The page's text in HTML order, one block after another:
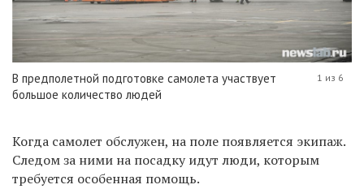
В предполетной подготовке самолета участвует
большое количество людей
1 из 6
Когда самолет обслужен, на поле появляется экипаж.
Следом за ними на посадку идут люди, которым
требуется особенная помощь.